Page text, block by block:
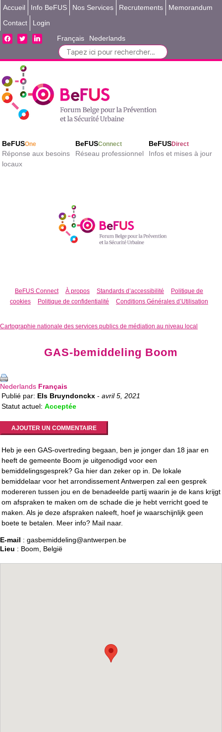
Accueil Info BeFUS Nos Services Recrutements
Memorandum
Contact
Login
facebooktwitterlinkedin Français Nederlands
Search
for:
BeFUSOne
Réponse aux besoins
locaux
BeFUSConnect
Réseau professionnel
BeFUSDirect
Infos et mises à jour
BeFUS Connect À propos Standards d’accessibilité
Politique de
cookies
Politique de confidentialité Conditions Générales d’Utilisation
Cartographie nationale des services publics de médiation au niveau local
GAS-bemiddeling Boom
Nederlands Français
Publié par: Els Bruyndonckx - avril 5, 2021
Statut actuel: Acceptée
AJOUTER UN COMMENTAIRE
Heb je een GAS-overtreding begaan, ben je jonger dan 18 jaar en
heeft de gemeente Boom je uitgenodigd voor een
bemiddelingsgesprek? Ga hier dan zeker op in. De lokale
bemiddelaar voor het arrondissement Antwerpen zal een gesprek
modereren tussen jou en de benadeelde partij waarin je de kans krijgt
om afspraken te maken om de schade die je hebt verricht goed te
maken. Als je deze afspraken naleeft, hoef je waarschijnlijk geen
boete te betalen. Meer info? Mail naar.
E-mail : gasbemiddeling@antwerpen.be
Lieu : Boom, België